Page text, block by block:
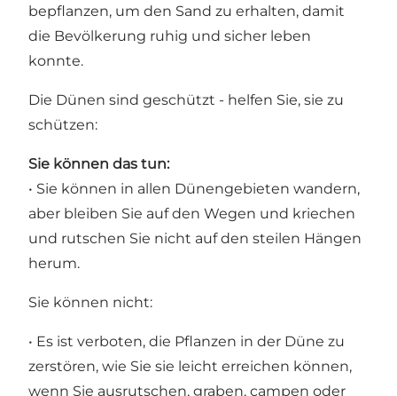
bepflanzen, um den Sand zu erhalten, damit
die Bevölkerung ruhig und sicher leben
konnte.
Die Dünen sind geschützt - helfen Sie, sie zu
schützen:
Sie können das tun:
• Sie können in allen Dünengebieten wandern,
aber bleiben Sie auf den Wegen und kriechen
und rutschen Sie nicht auf den steilen Hängen
herum.
Sie können nicht:
• Es ist verboten, die Pflanzen in der Düne zu
zerstören, wie Sie sie leicht erreichen können,
wenn Sie ausrutschen, graben, campen oder